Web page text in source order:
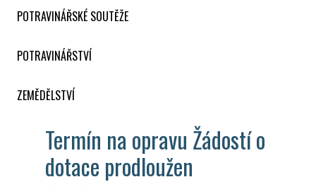
POTRAVINÁŘSKÉ SOUTĚŽE
POTRAVINÁŘSTVÍ
ZEMĚDĚLSTVÍ
Termín na opravu Žádostí o
dotace prodloužen